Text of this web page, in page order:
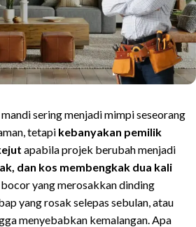
sering menjadi mimpi seseorang
tetapi kebanyakan pemilik
apabila projek berubah menjadi
dan kos membengkak dua kali
bocor yang merosakkan dinding
yang rosak selepas sebulan, atau
menyebabkan kemalangan. Apa